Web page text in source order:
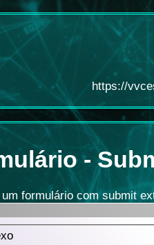
https://
-
formulário com submit